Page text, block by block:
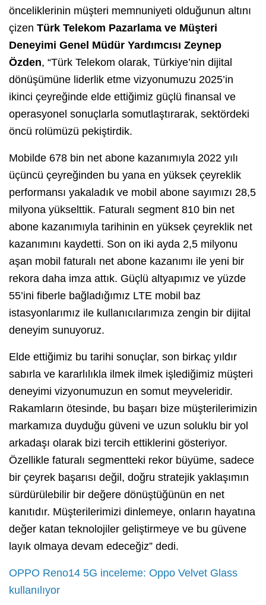
önceliklerinin müşteri memnuniyeti olduğunun altını
çizen Türk Telekom Pazarlama ve Müşteri
Deneyimi Genel Müdür Yardımcısı Zeynep
Özden, “Türk Telekom olarak, Türkiye’nin dijital
dönüşümüne liderlik etme vizyonumuzu 2025’in
ikinci çeyreğinde elde ettiğimiz güçlü finansal ve
operasyonel sonuçlarla somutlaştırarak, sektördeki
öncü rolümüzü pekiştirdik.
Mobilde 678 bin net abone kazanımıyla 2022 yılı
üçüncü çeyreğinden bu yana en yüksek çeyreklik
performansı yakaladık ve mobil abone sayımızı 28,5
milyona yükselttik. Faturalı segment 810 bin net
abone kazanımıyla tarihinin en yüksek çeyreklik net
kazanımını kaydetti. Son on iki ayda 2,5 milyonu
aşan mobil faturalı net abone kazanımı ile yeni bir
rekora daha imza attık. Güçlü altyapımız ve yüzde
55’ini fiberle bağladığımız LTE mobil baz
istasyonlarımız ile kullanıcılarımıza zengin bir dijital
deneyim sunuyoruz.
Elde ettiğimiz bu tarihi sonuçlar, son birkaç yıldır
sabırla ve kararlılıkla ilmek ilmek işlediğimiz müşteri
deneyimi vizyonumuzun en somut meyveleridir.
Rakamların ötesinde, bu başarı bize müşterilerimizin
markamıza duyduğu güveni ve uzun soluklu bir yol
arkadaşı olarak bizi tercih ettiklerini gösteriyor.
Özellikle faturalı segmentteki rekor büyüme, sadece
bir çeyrek başarısı değil, doğru stratejik yaklaşımın
sürdürülebilir bir değere dönüştüğünün en net
kanıtıdır. Müşterilerimizi dinlemeye, onların hayatına
değer katan teknolojiler geliştirmeye ve bu güvene
layık olmaya devam edeceğiz” dedi.
OPPO Reno14 5G inceleme: Oppo Velvet Glass
kullanılıyor